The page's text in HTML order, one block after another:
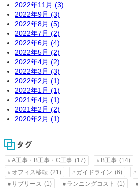
2022年11月 (3)
2022年9月 (3)
2022年8月 (5)
2022年7月 (2)
2022年6月 (4)
2022年5月 (2)
2022年4月 (2)
2022年3月 (3)
2022年2月 (1)
2022年1月 (1)
2021年4月 (1)
2021年2月 (2)
2020年2月 (1)
タグ
A工事・B工事・C工事 (17) B工事 (14)
オフィス移転 (21) ガイドライン (6)
サブリース (1) ランニングコスト (1)